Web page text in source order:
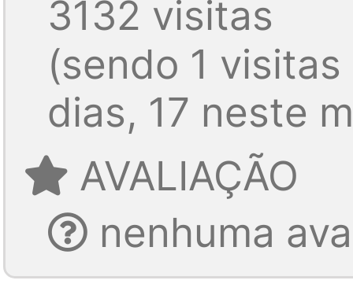
3132 visitas
(sendo 1
dias, 17 neste
AVALIAÇÃO
nenhuma